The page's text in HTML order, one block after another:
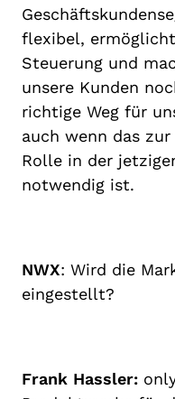
flexibel,
Steuerung und
unsere Kunden
richtige Weg für
auch wenn das
Rolle in der
notwendig ist.
NWX: Wird die
eingestellt?
Frank Hassler: